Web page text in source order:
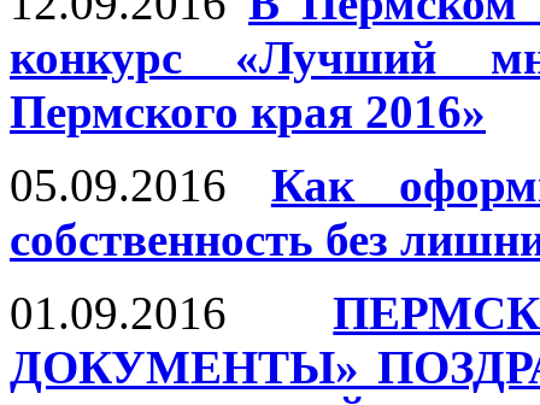
конкурс «Лучший
Пермского края 2016»
05.09.2016
Как
собственность без
01.09.2016
ДОКУМЕНТЫ»